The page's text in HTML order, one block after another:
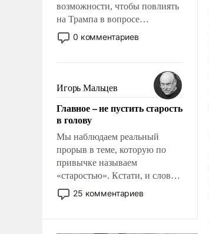
возможности, чтобы повлиять
на Трампа в вопросе
предоставления вооружений
своим нанимателям. Вероятно,
консультирует Киев, пришла в
голову мысль: хорошо бы
продемонстрировать, что
Украина вступила в
вооруженное противостояние
с Ираном.
0 комментариев
Игорь Мальцев
Главное – не пустить старость
в голову
Мы наблюдаем реальный
прорыв в теме, которую по
привычке называем
«старостью». Кстати, и слово-
то это уже стараются не
использовать – так же, как
25 комментариев